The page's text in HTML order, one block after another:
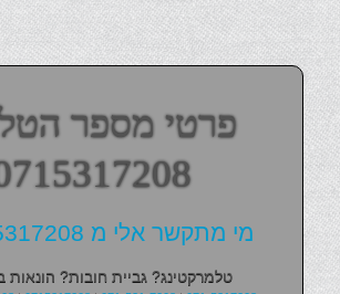
פרטי מספר
מי מתקשר אלי מ 071-5317208?
טלמרקטינג? גביית חובות? הונאות